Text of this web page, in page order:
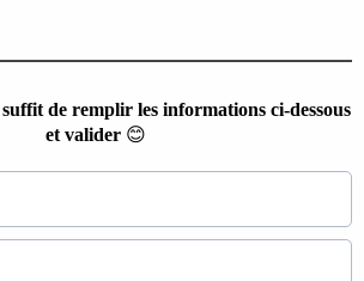
de remplir les informations ci-dessous
et valider 😊